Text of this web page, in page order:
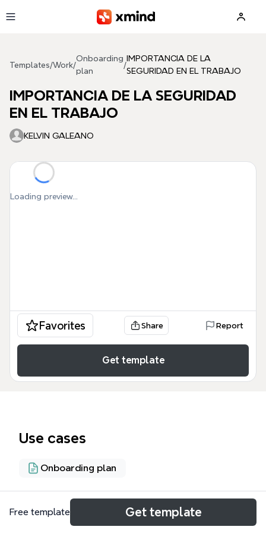
Templates/Work/
Onboarding
plan
/
IMPORTANCIA DE LA
SEGURIDAD EN EL TRABAJO
IMPORTANCIA DE LA SEGURIDAD
EN EL TRABAJO
KELVIN GALEANO
Loading preview...
Favorites Share Report
Get template
Use cases
Onboarding plan
About
Free template Get template